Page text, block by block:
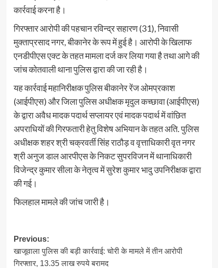
कार्रवाई करना है।
गिरफ्तार आरोपी की पहचान रविन्द्र सहारण (31), निवासी
मुक्ताप्रसाद नगर, बीकानेर के रूप में हुई है। आरोपी के खिलाफ
एनडीपीएस एक्ट के तहत मामला दर्ज कर लिया गया है तथा आगे की
जांच कोतवाली थाना पुलिस द्वारा की जा रही है।
यह कार्रवाई महानिरीक्षक पुलिस बीकानेर रेंज ओमप्रकाश
(आईपीएस) और जिला पुलिस अधीक्षक मृदुल कच्छावा (आईपीएस)
के द्वारा अवैध मादक पदार्थ सप्लायर एवं मादक पदार्थ में वांछित
अपराधियों की गिरफतारी हेतु विशेष अभियान के तहत अति. पुलिस
अधीक्षक शहर श्री चक्रवर्ती सिंह राठौड़ व वृत्ताधिकारी वृत नगर
श्री अनुज डाल आरपीएस के निकट सुपरविजन में थानाधिकारी
विजेन्द्र कुमार सीला के नेतृत्व में सुरेश कुमार भादु उपनिरीक्षक द्वारा
की गई।
फिलहाल मामले की जांच जारी है।
Post
navigation
Previous:
खाजूवाला पुलिस की बड़ी कार्रवाई: चोरी के मामले में तीन आरोपी
गिरफ्तार, 13.35 लाख रुपये बरामद